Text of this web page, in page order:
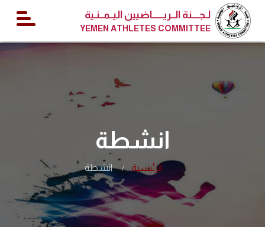
لـجــــنة الــريــــــاضيين اليــمــنـية
YEMEN ATHLETES COMMITTEE
انشطة
الرئيسية انشطة